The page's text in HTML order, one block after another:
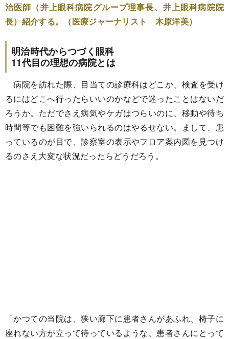
治医師（井上眼科病院グループ理事長、井上眼科病院院
長）紹介する。（医療ジャーナリスト 木原洋美）
明治時代からつづく眼科
11代目の理想の病院とは
病院を訪れた際、目当ての診療科はどこか、検査を受け
るにはどこへ行ったらいいのかなどで迷ったことはないだ
ろうか。ただでさえ病気やケガはつらいのに、移動や待ち
時間等でも困難を強いられるのはやるせない。まして、患
っているのが目で、診察室の表示やフロア案内図を見つけ
るのさえ大変な状況だったらどうだろう。
「かつての当院は、狭い廊下に患者さんがあふれ、椅子に
座れない方が立って待っているような、患者さんにとって